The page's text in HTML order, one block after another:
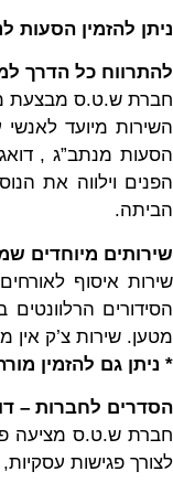
ניתן להזמין הסעות
להתרווח כל הדרך
חברת ש.ט.ס מבצעת
השירות מיועד
הסעות מנתב”ג ,
הפנים וילווה את
הביתה.
שירותים מיוחדים
שירות איסוף
הסידורים
מטען. שירות צ’ק
* ניתן גם להזמין
הסדרים לחברות –
חברת ש.ט.ס מציעה
לצורך פגישות